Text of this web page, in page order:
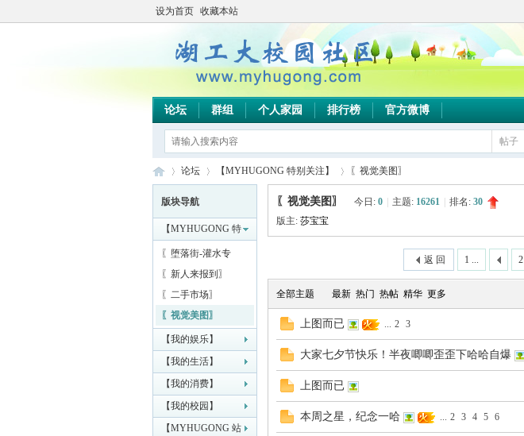
设为首页 收藏本站
论坛 群组 个人家园 排行榜 官方微博
帖子
湖
工
»
论坛
›
【MYHUGONG 特别关注】
›
〖视觉美图〗
版块导航
【MYHUGONG 特
别关注】
〖堕落街-灌水专
区〗
〖新人来报到〗
〖二手市场〗
〖视觉美图〗
【我的娱乐】
【我的生活】
【我的消费】
【我的校园】
【MYHUGONG 站
〖视觉美图〗 今日: 0 主题: 16261 排名: 30
版主: 莎宝宝
1 ... 2
返 回
全部主题 最新 热门 热帖 精华 更多
上图而已 ... 2 3
大家七夕节快乐！半夜唧唧歪歪下哈哈自爆
上图而已
本周之星，纪念一哈 ... 2 3 4 5 6